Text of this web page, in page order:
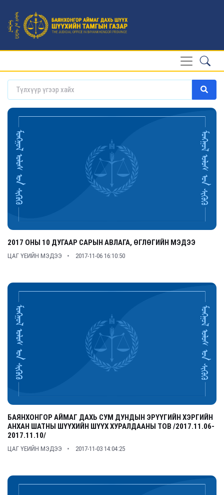
2017 ОНЫ 10 ДУГААР САРЫН АВЛАГА, ӨГЛӨГИЙН МЭДЭЭ
ЦАГ ҮЕИЙН МЭДЭЭ 2017-11-06 16:10:50
БАЯНХОНГОР АЙМАГ ДАХЬ СУМ ДУНДЫН ЭРҮҮГИЙН ХЭРГИЙН
АНХАН ШАТНЫ ШҮҮХИЙН ШҮҮХ ХУРАЛДААНЫ ТОВ /2017.11.06-
2017.11.10/
ЦАГ ҮЕИЙН МЭДЭЭ 2017-11-03 14:04:25